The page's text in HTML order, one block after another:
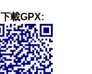
下載GPX: